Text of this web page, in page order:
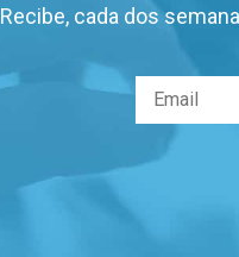
Recibe, cada dos